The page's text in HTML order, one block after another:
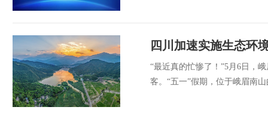
四川加速实施生态环
“最近真的忙惨了！”5月6日，
客。“五一”假期，位于峨眉南